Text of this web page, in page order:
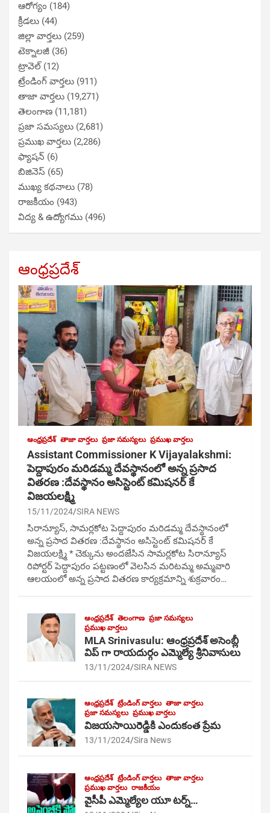
ఆరోగ్యం (184)
క్రీడలు (44)
జిల్లా వార్తలు (259)
టెక్నాలజీ (36)
ట్రావెల్(12)
ట్రేండింగ్ వార్తలు (911)
తాజా వార్తలు (19,271)
తెలంగాణ (11,181)
ప్రజా సమస్యలు (2,681)
ప్రముఖ వార్తలు (2,286)
ఫ్యాషన్ (6)
బిజినెస్ (65)
ముఖ్య కథనాలు (78)
రాజకీయం (943)
విద్య & ఉద్యోగము (496)
ఆంధ్రప్రదేశ్
ఆంధ్రప్రదేశ్ తాజా వార్తలు ప్రజా సమస్యలు ప్రముఖ వార్తలు
Assistant Commissioner K Vijayalakshmi:
పెద్దాపురం మరిడమ్మ దేవస్థానంలో అన్న ప్రసాద
వితరణ :దేవస్థానం అసిస్టెంట్ కమిషనర్ కే
విజయలక్ష్మి
15/11/2024 SIRA NEWS
సిరాన్యూస్, సామర్లకోట పెద్దాపురం మరిడమ్మ దేవస్థానంలో
అన్న ప్రసాద వితరణ :దేవస్థానం అసిస్టెంట్ కమిషనర్ కే
విజయలక్ష్మి * చెక్కును అందజేసిన సామర్లకోట సిరాన్యూస్
రిపోర్టర్ పెద్దాపురం పట్టణంలో వెలసిన మరిటమ్మ అమ్మవారి
ఆలయంలో అన్న ప్రసాద వితరణ కార్యక్రమాన్ని శుక్రవారం…
ఆంధ్రప్రదేశ్ తెలంగాణ ప్రజా సమస్యలు
ప్రముఖ వార్తలు
MLA Srinivasulu: ఆంధ్రప్రదేశ్ అసెంబ్లీ
విప్ గా రాయదుర్గం ఎమ్మెల్యే శ్రీనివాసులు
13/11/2024 SIRA NEWS
ఆంధ్రప్రదేశ్ ట్రేండింగ్ వార్తలు తాజా వార్తలు
ప్రజా సమస్యలు ప్రముఖ వార్తలు
విజయసాయిరెడ్డికి ఎందుకంత ప్రేమ
13/11/2024 Sira News
ఆంధ్రప్రదేశ్ ట్రేండింగ్ వార్తలు తాజా వార్తలు
ప్రముఖ వార్తలు రాజకీయం
వైసీపీ ఎమ్మెల్యేల యూ టర్న్…